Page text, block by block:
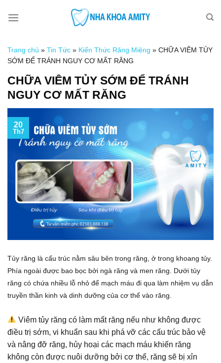
Trang chủ » Tin Tức » Kiến Thức Răng Miệng » CHỮA VIÊM TỦY
SỚM ĐỂ TRÁNH NGUY CƠ MẤT RĂNG
CHỮA VIÊM TỦY SỚM ĐỂ TRÁNH
NGUY CƠ MẤT RĂNG
20
Th7
Tủy răng là cấu trúc nằm sâu bên trong răng, ở trong khoang tủy.
Phía ngoài được bao bọc bởi ngà răng và men răng. Dưới tủy
răng có chứa nhiều lỗ nhỏ để mạch máu đi qua làm nhiệm vụ dẫn
truyền thần kinh và dinh dưỡng của cơ thể vào răng.
Viêm tủy răng có làm mất răng nếu như không được
điều trị sớm, vi khuẩn sau khi phá vỡ các cấu trúc bảo vệ
và nâng đỡ răng, hủy hoại các mạch máu khiến răng
không còn được nuôi dưỡng bởi cơ thể, răng sẽ bị xỉn